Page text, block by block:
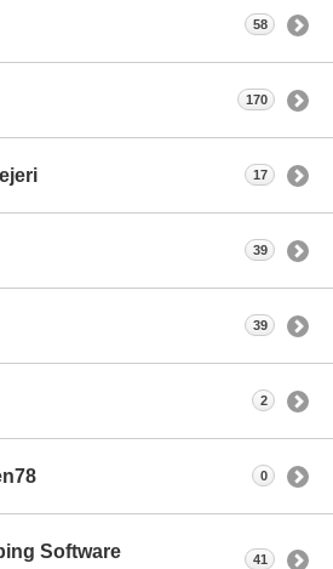
58
170
17
39
39
2
0
Software 41